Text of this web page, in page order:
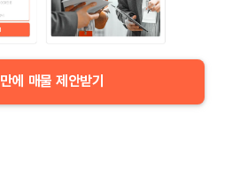
에 매물 제안받기